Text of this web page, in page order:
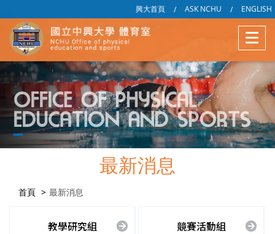
興大首頁 / ASK NCHU / ENGLISH
最新消息
首頁 最新消息
教學研究組 競賽活動組